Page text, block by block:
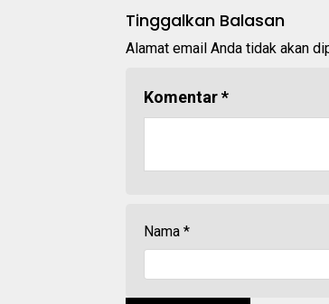
Tinggalkan Balasan
Alamat email Anda tidak akan
Komentar*
Nama *